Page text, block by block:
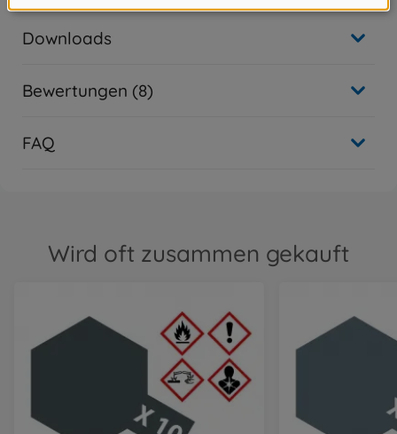
Downloads
Bewertungen (8)
FAQ
Wird oft zusammen gekauft